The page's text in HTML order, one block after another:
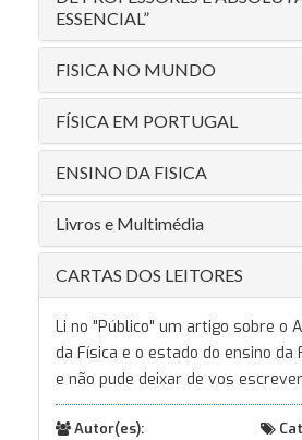
ESSENCIAL”
FISICA NO MUNDO
FÍSICA EM PORTUGAL
ENSINO DA FISICA
Livros e Multimédia
CARTAS DOS LEITORES
Li no "Público" um artigo sobre o
da Física e o estado do ensino da
e não pude deixar de vos
Autor(es):